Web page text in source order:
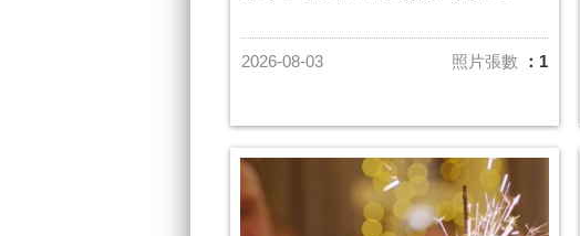
2026-08-03 照片張數 ：1